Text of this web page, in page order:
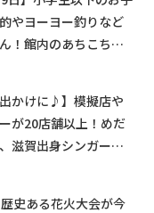
やヨーヨー釣りなど
！館内のあちこちに
出かけに♪】模擬店や
が20店舗以上！めだ
滋賀出身シンガーソ
歴史ある花火大会が今